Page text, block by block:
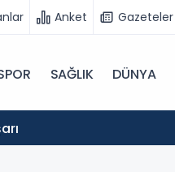
Anket Gazeteler
SAĞLIK DÜNYA